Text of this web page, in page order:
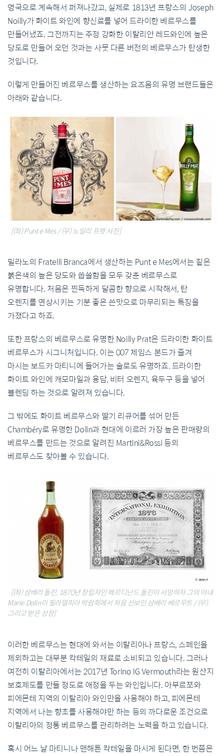
영국으로 계속해서 퍼져나갔고, 실제로 1813년 프랑스의 Joseph
Noilly가 화이트 와인에 향신료를 넣어 드라이한 베르무스를
만들어냈죠. 그전까지는 주정 강화한 이탈리안 레드와인에 높은
당도로 만들어 오던 것과는 사뭇 다른 버전의 베르무스가 탄생한
것입니다.
이렇게 만들어진 베르무스를 생산하는 요즈음의 유명 브랜드들은
아래와 같습니다.
[(좌) Punt e Mes / (우) 노일리 프랫 사진]
밀라노의 Fratelli Branca에서 생산하는 Punt e Mes에서는 짙은
붉은색의 높은 당도와 씁쓸함을 모두 갖춘 베르무스로
유명합니다. 처음은 찐득하게 달콤한 향으로 시작해서, 탄
오렌지를 연상시키는 기분 좋은 쓴맛으로 마무리되는 특징을
가졌다고 하죠.
또한 프랑스의 베르무스로 유명한 Noilly Prat은 드라이한 화이트
베르무스가 시그니처입니다. 이는 007 제임스 본드가 즐겨
마시는 보드카 마티니에 들어가는 술로도 유명하죠. 드라이한
화이트 와인에 캐모마일과 용담, 비터 오렌지, 육두구 등을 넣어
블렌딩 하는 것으로 알려져 있습니다.
그 밖에도 화이트 베르무스와 딸기 리큐어를 섞어 만든
Chambéry로 유명한 Dolin과 현대에 이르러 가장 높은 판매량의
베르무스를 만드는 것으로 알려진 Martini&Rossi 등의
베르무스도 찾아볼 수 있습니다.
[(좌) 샴베리 돌린, 1870년 창립자인 페르디난드 돌린이 사망하자 그의 아내
Marie Dolin이 필라델피아 박람회에서 처음 선보인 샴베리 베르무트 / (우)
그리고 받은 상장]
이러한 베르무스는 현대에 와서는 이탈리아나 프랑스, 스페인을
제외하고는 대부분 칵테일의 재료로 소비되고 있습니다. 그러나
여전히 이탈리아에서는 2017년 Torino IG Vermouth라는 원산지
보호제도를 만들 정도로 애정을 두는 와인입니다. 아부르쪼와
피에몬테 지역의 이탈리아 와인만을 사용해야 하고, 피에몬테
지역에서 나는 향초를 사용해야만 하는 등의 까다로운 조건으로
이탈리아의 정통 베르무스를 관리하려는 노력을 하고 있습니다.
혹시 어느 날 마티니나 맨해튼 칵테일을 마시게 된다면, 한 번쯤은